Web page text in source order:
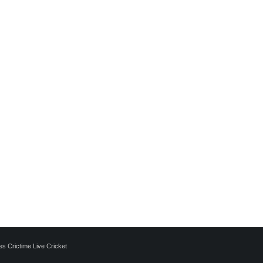
Crictime Live Cricket